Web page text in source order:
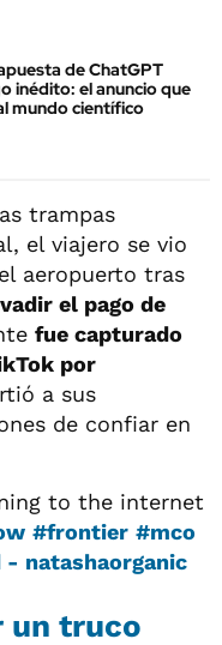
de ChatGPT
inédito: el anuncio que
mundo científico
trampas
el viajero se vio
aeropuerto tras
el pago de
fue capturado
por
a sus
de confiar en
to the internet
#frontier #mco
natashaorganic
un truco